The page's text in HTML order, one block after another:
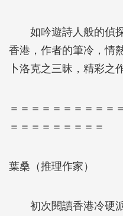
如吟遊詩人般的偵探
香港，作者的筆冷，情
卜洛克之三昧，精彩之
＝＝＝＝＝＝＝＝＝＝
＝＝＝＝＝＝＝＝＝
葉桑（推理作家）
初次閱讀香港冷硬派